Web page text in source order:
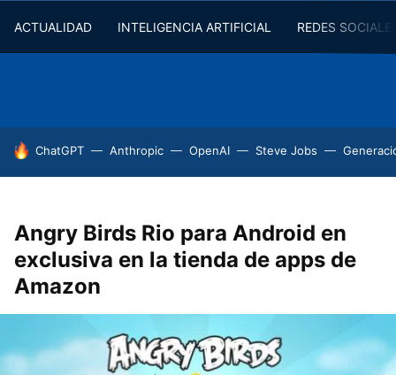
ACTUALIDAD INTELIGENCIA ARTIFICIAL REDES
HOY SE HABLA DE
ChatGPT Anthropic OpenAI Steve Jobs
Angry Birds Rio para Android en
exclusiva en la tienda de apps de
Amazon